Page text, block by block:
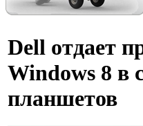
Dell отдает
Windows 8 в
планшетов